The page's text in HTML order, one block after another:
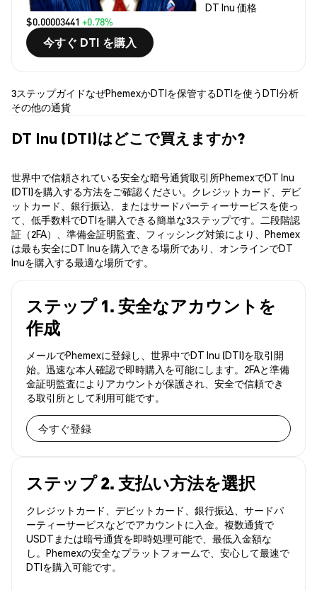
DT Inu 価格
$0.00003441 +0.78%
今すぐ DTI を購入
3ステップガイドなぜPhemexかDTIを保管するDTIを使うDTI分析
その他の通貨
DT Inu (DTI)はどこで買えますか?
世界中で信頼されている安全な暗号通貨取引所PhemexでDT Inu
(DTI)を購入する方法をご確認ください。クレジットカード、デビ
ットカード、銀行振込、またはサードパーティーサービスを使っ
て、低手数料でDTIを購入できる簡単な3ステップです。二段階認
証（2FA）、準備金証明監査、フィッシング対策により、Phemex
は最も安全にDT Inuを購入できる場所であり、オンラインでDT
Inuを購入する最適な場所です。
ステップ 1. 安全なアカウントを
作成
メールでPhemexに登録し、世界中でDT Inu (DTI)を取引開
始。迅速な本人確認で即時購入を可能にします。2FAと準備
金証明監査によりアカウントが保護され、安全で信頼でき
る取引所として利用可能です。
今すぐ登録
ステップ 2. 支払い方法を選択
クレジットカード、デビットカード、銀行振込、サードパ
ーティーサービスなどでアカウントに入金。複数通貨で
USDTまたは暗号通貨を即時処理可能で、最低入金額な
し。Phemexの安全なプラットフォームで、安心して最速で
DTIを購入可能です。